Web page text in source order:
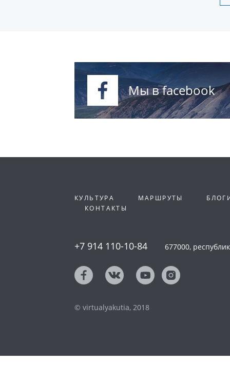
Мы в facebook
КУЛЬТУРА МАРШРУТЫ
КОНТАКТЫ
+7 914 110-10-84 677000,
© virtualyakutia, 2018